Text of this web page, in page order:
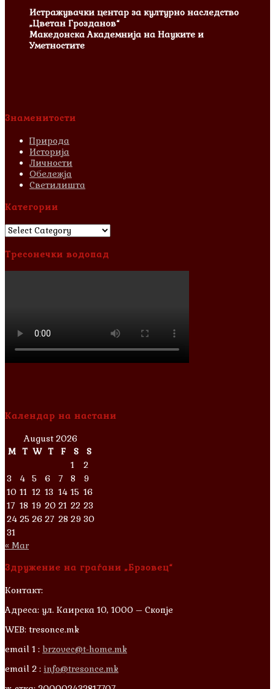
Истражувачки центар за културно наследство
„Цветан Грозданов“
Македонска Академнија на Науките и
Уметностите
Знаменитости
Природа
Историја
Личности
Обележја
Светилишта
Категории
Категории
Тресонечки водопад
Календар на настани
August 2026
M T W T F S
S
1
2
3
4 5 6 7 8
9
10 11 12 13 14 15 16
17 18 19 20 21 22 23
24 25 26 27 28 29 30
31
« Mar
Здружение на граѓани „Брзовец“
Контакт:
Адреса: ул. Каирска 10, 1000 – Скопје
WEB: tresonce.mk
email 1 : brzovec@t-home.mk
email 2 : info@tresonce.mk